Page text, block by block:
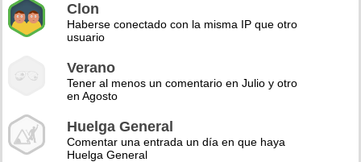
Clon
Haberse conectado con la misma IP que otro
usuario
Verano
Tener al menos un comentario en Julio y otro
en Agosto
Huelga General
Comentar una entrada un día en que haya
Huelga General